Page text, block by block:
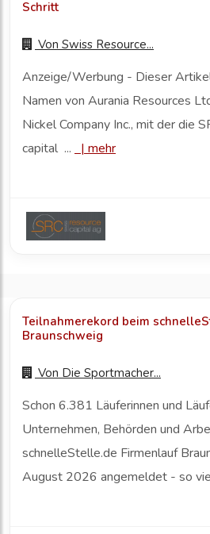
Schritt
Von Swiss Resource...
Anzeige/Werbung - Dieser
Namen von Aurania Resources
Nickel Company Inc., mit der die
capital ...
| mehr
Teilnahmerekord beim
Braunschweig
Von Die Sportmacher...
Schon 6.381 Läuferinnen und
Unternehmen, Behörden und
schnelleStelle.de Firmenlauf
August 2026 angemeldet - so